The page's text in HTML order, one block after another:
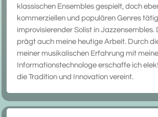
klassischen Ensembles gespielt, doch
kommerziellen und populären Genres
improvisierender Solist in Jazzensembles.
prägt auch meine heutige Arbeit. Durch
meiner musikalischen Erfahrung mit
Informationstechnologe erschaffe ich
die Tradition und Innovation vereint.